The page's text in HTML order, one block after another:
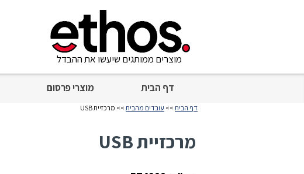
דף הבית מוצרי פרסום
מוצרים ממותגים שיעשו את ההבדל
דף הבית >> עובדים מהבית >> מרכזיית USB
מרכזיית USB